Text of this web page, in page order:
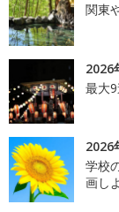
関東
2026
最大
2026
学校
画し